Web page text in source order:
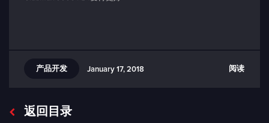
产品开发 January 17, 2018 阅读
返回目录